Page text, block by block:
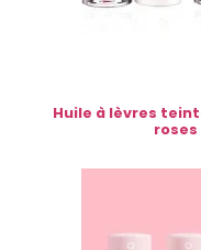
Huile à lèvres